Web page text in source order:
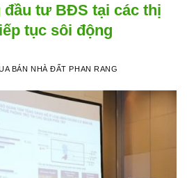
đầu tư BĐS tại các thị
tục sôi động
BÁN NHÀ ĐẤT PHAN RANG